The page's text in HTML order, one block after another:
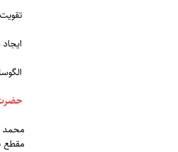
محمد
مقطع